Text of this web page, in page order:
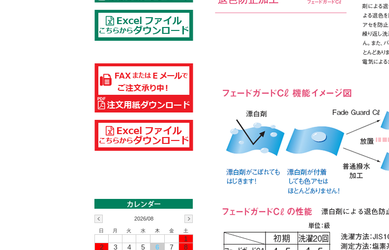
2026/08
日 月 火 水 木 金 土
1
2
3 4 5 6 7 8